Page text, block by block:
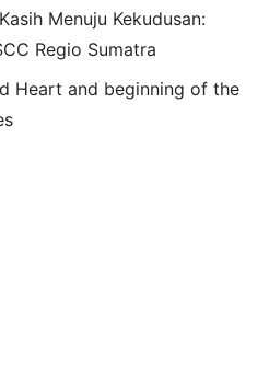
Menuju Kekudusan:
Regio Sumatra
Heart and beginning of the